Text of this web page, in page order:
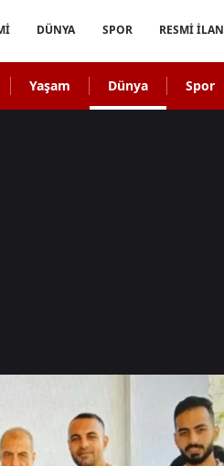
DÜNYA SPOR RESMİ İLAN
Yaşam Dünya Spor